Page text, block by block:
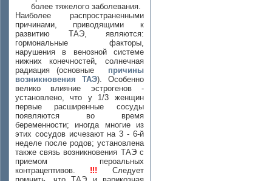
более тяжелого заболевания.
Наиболее распространенными
причинами, приводящими к
развитию ТАЭ, являются:
гормональные факторы,
нарушения в венозной системе
нижних конечностей, солнечная
радиация (основные
причины
возникновения ТАЭ). Особенно
велико влияние эстрогенов -
установлено, что у 1/3 женщин
первые расширенные сосуды
появляются во время
беременности; иногда многие из
этих сосудов исчезают на 3 - 6-й
неделе после родов; установлена
также связь возникновения ТАЭ с
приемом пероальных
контрацептивов. !!! Следует